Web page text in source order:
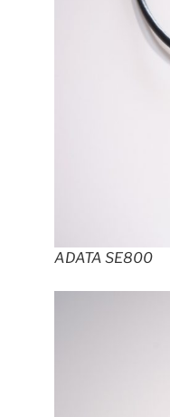
ADATA SE800